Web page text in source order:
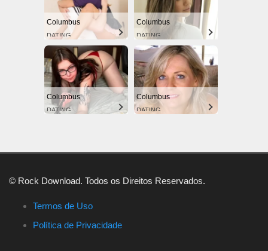
Columbus
DATING
Columbus
DATING
Columbus
DATING
Columbus
DATING
© Rock Download. Todos os Direitos Reservados.
Termos de Uso
Política de Privacidade